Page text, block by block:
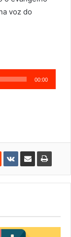
voz do
00:00